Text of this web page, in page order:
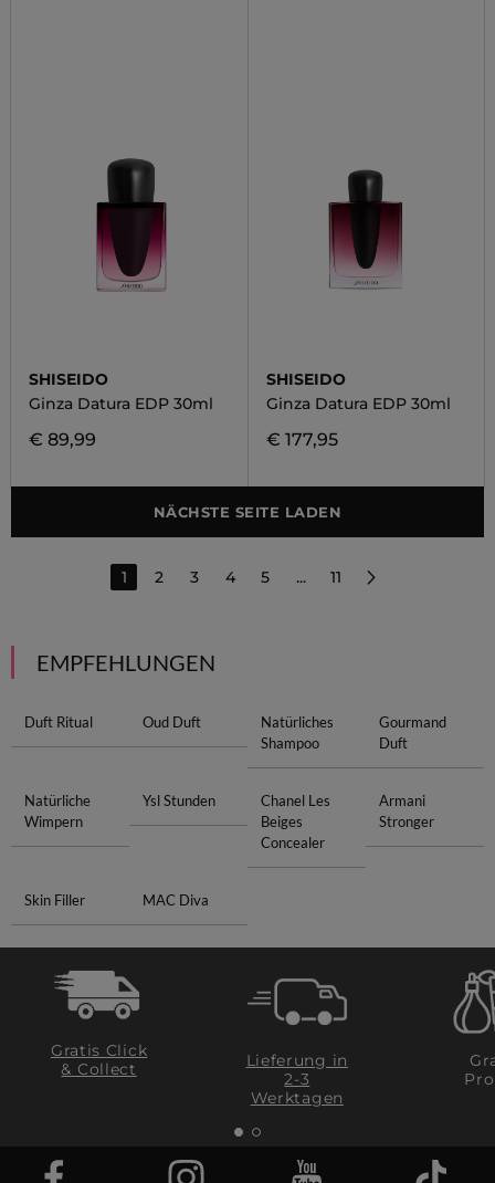
SHISEIDO
Ginza Datura EDP 30ml
€ 89,99
SHISEIDO
Ginza Datura EDP 30ml
€ 177,95
NÄCHSTE SEITE LADEN
1 2 3 4 5 ... 11
EMPFEHLUNGEN
Duft Ritual Oud Duft
Natürliches
Shampoo
Gourmand
Duft
Natürliche
Wimpern
Ysl Stunden
Chanel Les
Beiges
Concealer
Armani
Stronger
Skin Filler MAC Diva
Gratis Click
& Collect
Lieferung in
2-3
Werktagen